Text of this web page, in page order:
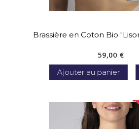
Brassière en Coton Bio
59,00 €
Ajouter au panier